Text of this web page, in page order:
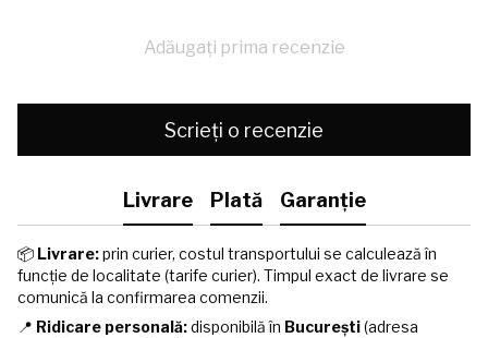
Adăugați prima recenzie
Scrieți o recenzie
Livrare Plată Garanție
📦 Livrare:prin curier, costul transportului se calculează în
funcție de localitate (tarife curier). Timpul exact de livrare se
comunică la confirmarea comenzii.
📍 Ridicare personală:disponibilă în București(adresa